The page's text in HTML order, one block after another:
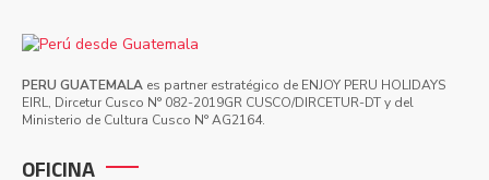
PERU GUATEMALA es partner estratégico de ENJOY PERU HOLIDAYS
EIRL, Dircetur Cusco N° 082-2019GR CUSCO/DIRCETUR-DT y del
Ministerio de Cultura Cusco N° AG2164.